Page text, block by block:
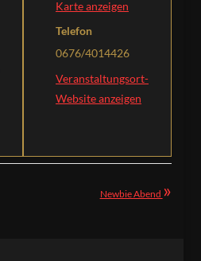
Karte anzeigen
Telefon
0676/4014426
Veranstaltungsort-
Website anzeigen
Newbie Abend »